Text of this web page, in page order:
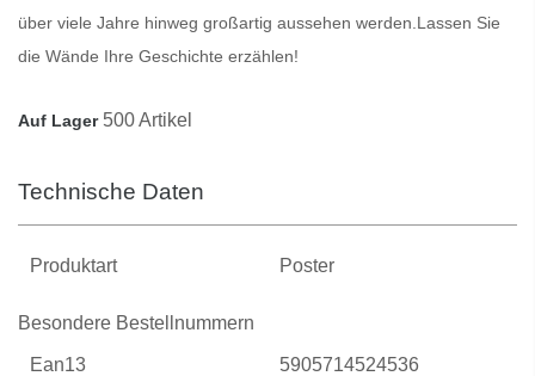
über viele Jahre hinweg großartig aussehen werden. Lassen Sie
die Wände Ihre Geschichte erzählen!
Auf Lager 500 Artikel
Technische Daten
Produktart Poster
Besondere Bestellnummern
Ean13 5905714524536